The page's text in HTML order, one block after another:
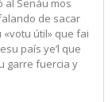
al Senáu mos
de sacar
útil» que fai
país ye’l que
garre fuercia y